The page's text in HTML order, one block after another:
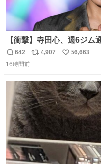
【衝撃】寺田心、週6ジ
のベンチプレス持ち上げる
news.livedoor.com/article/detail… 元々自
のためおにぎり10個、ゼ
千kcalオーバーの食事を摂
返
信
642
リ
ト
数
4,907
い
数
56,663
16時間前